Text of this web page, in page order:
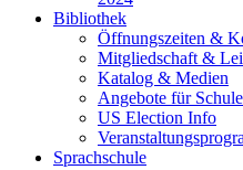
Bibliothek
Öffnungszeiten &
Mitgliedschaft &
Katalog & Medien
Angebote für
US Election Info
Sprachschule